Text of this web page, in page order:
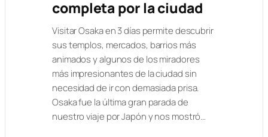
completa por la ciudad
Visitar Osaka en 3 días permite descubrir
sus templos, mercados, barrios más
animados y algunos de los miradores
más impresionantes de la ciudad sin
necesidad de ir con demasiada prisa.
Osaka fue la última gran parada de
nuestro viaje por Japón y nos mostró…